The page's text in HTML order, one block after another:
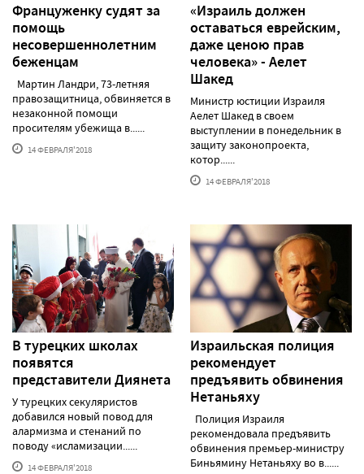
Француженку судят за
помощь
несовершеннолетним
беженцам
Мартин Ландри, 73-летняя
правозащитница, обвиняется в
незаконной помощи
просителям убежища в......
14 ФЕВРАЛЯ'2018
«Израиль должен
оставаться еврейским,
даже ценою прав
человека» - Аелет
Шакед
Министр юстиции Израиля
Аелет Шакед в своем
выступлении в понедельник в
защиту законопроекта,
котор......
14 ФЕВРАЛЯ'2018
В турецких школах
появятся
представители Диянета
У турецких секуляристов
добавился новый повод для
алармизма и стенаний по
поводу «исламизации......
14 ФЕВРАЛЯ'2018
Израильская полиция
рекомендует
предъявить обвинения
Нетаньяху
Полиция Израиля
рекомендовала предъявить
обвинения премьер-министру
Биньямину Нетаньяху во в......